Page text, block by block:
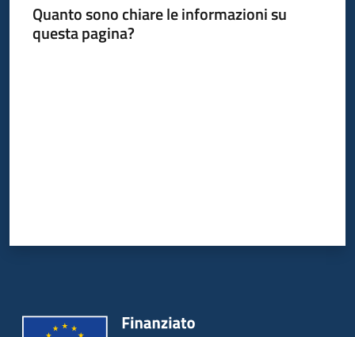
Piani
Programmi
Quanto sono chiare le informazioni su
questa pagina?